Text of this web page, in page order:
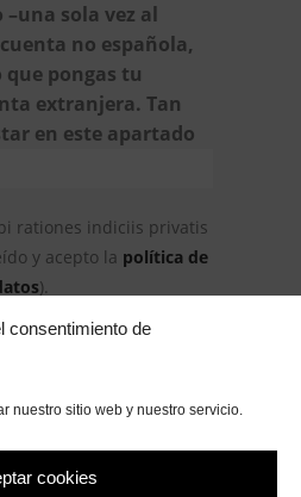
consentimiento de
nuestro sitio web y nuestro servicio.
cookies
–una sola vez al
no española,
que pongas tu
extranjera. Tan
en este apartado
rationes indiciis privatis
y acepto la política de
).